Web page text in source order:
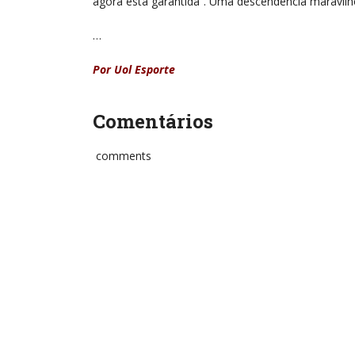
…
Por Uol Esporte
Comentários
comments